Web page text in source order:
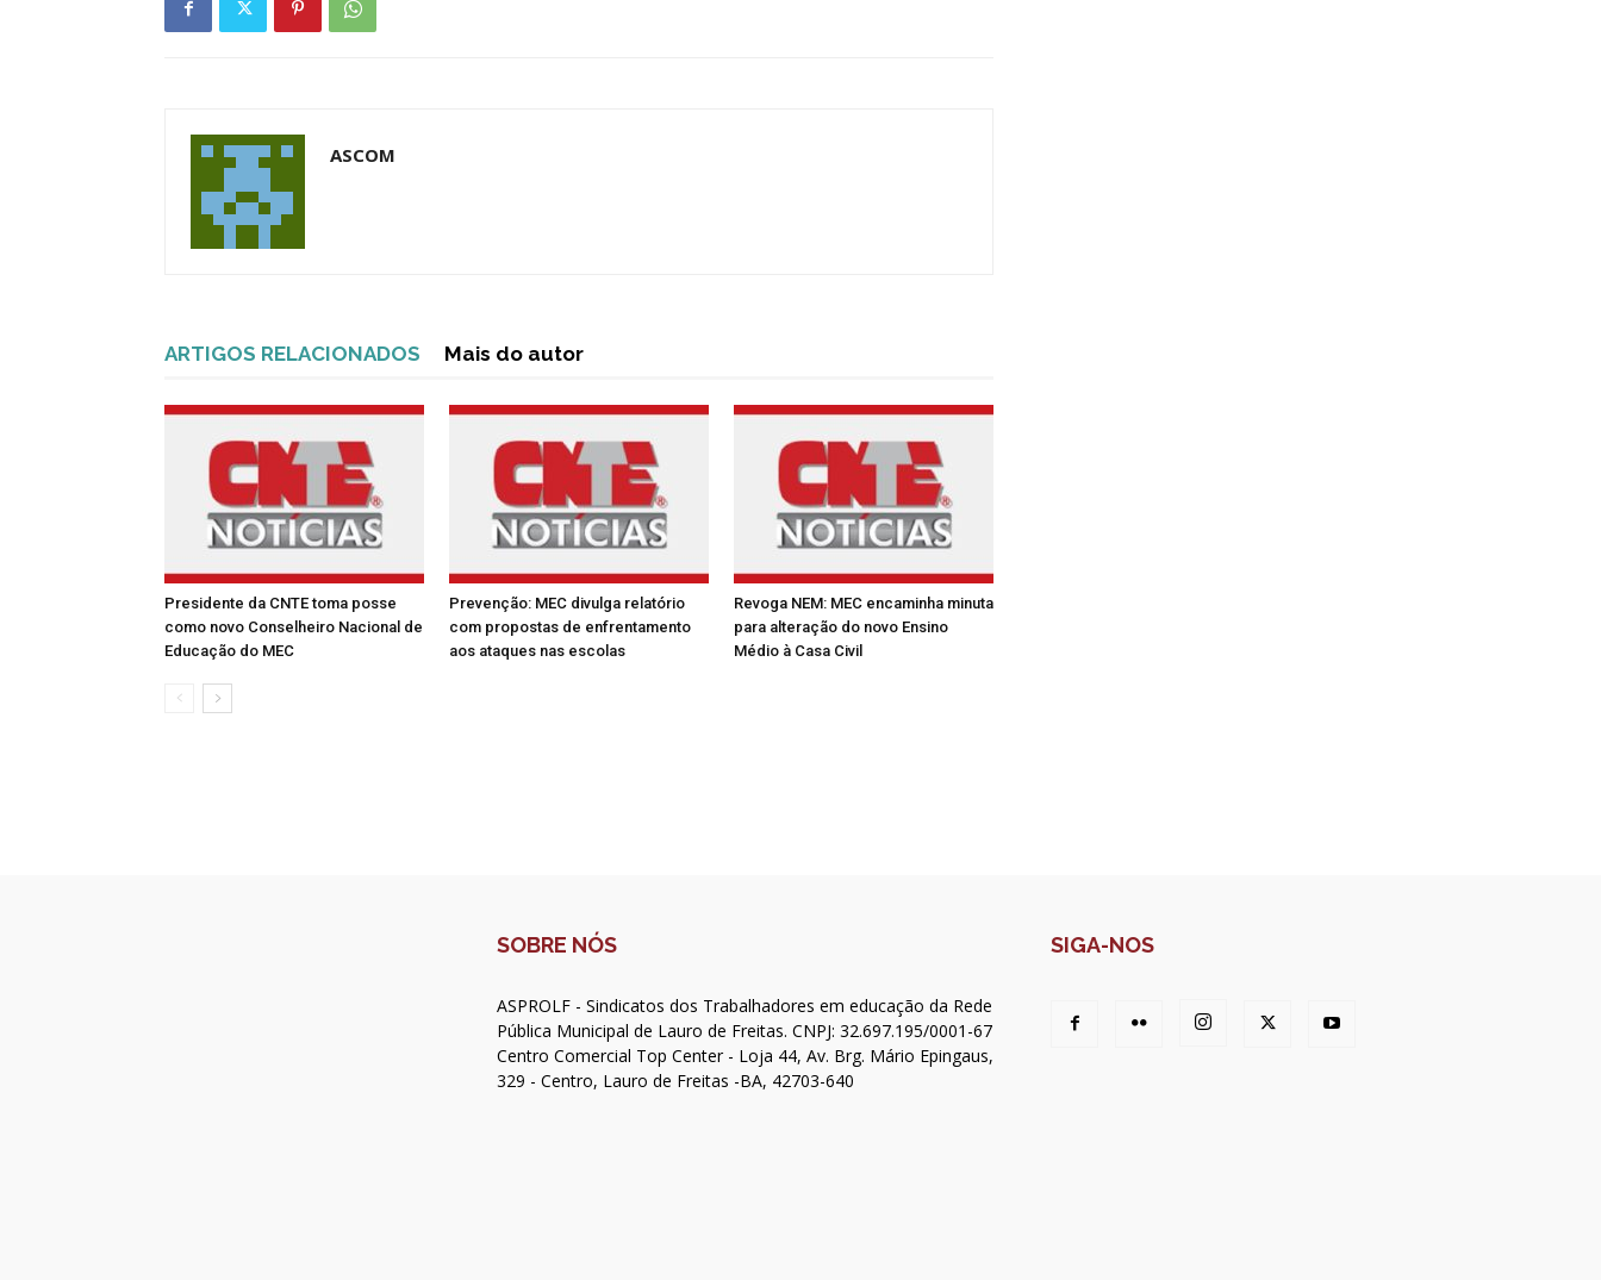
ASCOM
ARTIGOS RELACIONADOS Mais do autor
Presidente da CNTE toma posse
como novo Conselheiro Nacional de
Educação do MEC
Prevenção: MEC divulga relatório
com propostas de enfrentamento
aos ataques nas escolas
Revoga NEM: MEC encaminha minuta
para alteração do novo Ensino
Médio à Casa Civil
SOBRE NÓS
ASPROLF - Sindicatos dos Trabalhadores em educação da Rede
Pública Municipal de Lauro de Freitas. CNPJ: 32.697.195/0001-67
Centro Comercial Top Center - Loja 44, Av. Brg. Mário Epingaus,
329 - Centro, Lauro de Freitas -BA, 42703-640
SIGA-NOS